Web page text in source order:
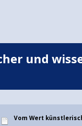
und
Vom Wert